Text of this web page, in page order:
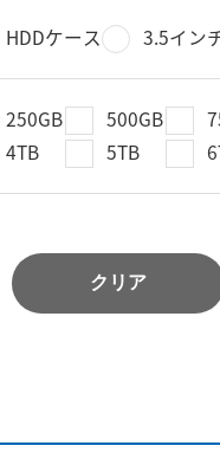
HDDケース 3.5イン
250GB 500GB
4TB
5TB
クリア